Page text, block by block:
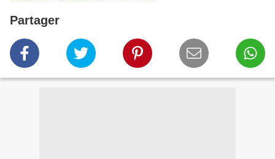
Partager